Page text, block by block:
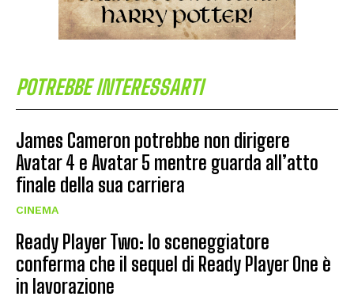
POTREBBE INTERESSARTI
James Cameron potrebbe non dirigere
Avatar 4 e Avatar 5 mentre guarda all’atto
finale della sua carriera
CINEMA
Ready Player Two: lo sceneggiatore
conferma che il sequel di Ready Player One è
in lavorazione